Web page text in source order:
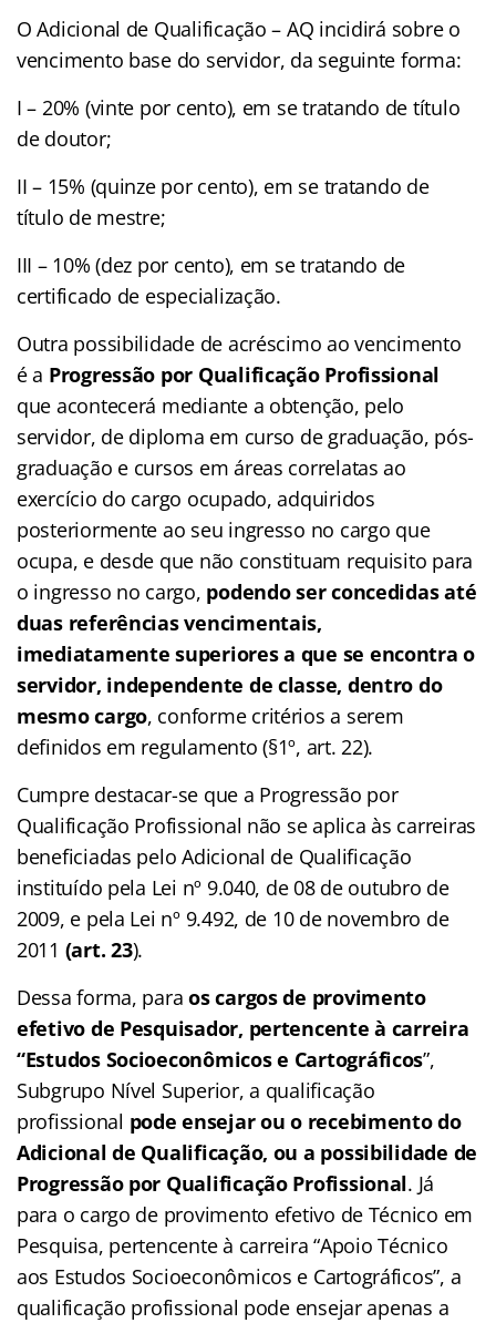
O Adicional de Qualificação – AQ incidirá sobre o
vencimento base do servidor, da seguinte forma:
I – 20% (vinte por cento), em se tratando de título
de doutor;
II – 15% (quinze por cento), em se tratando de
título de mestre;
III – 10% (dez por cento), em se tratando de
certificado de especialização.
Outra possibilidade de acréscimo ao vencimento
é a Progressão por Qualificação Profissional
que acontecerá mediante a obtenção, pelo
servidor, de diploma em curso de graduação, pós-
graduação e cursos em áreas correlatas ao
exercício do cargo ocupado, adquiridos
posteriormente ao seu ingresso no cargo que
ocupa, e desde que não constituam requisito para
o ingresso no cargo, podendo ser concedidas até
duas referências vencimentais,
imediatamente superiores a que se encontra o
servidor, independente de classe, dentro do
mesmo cargo, conforme critérios a serem
definidos em regulamento (§1º, art. 22).
Cumpre destacar-se que a Progressão por
Qualificação Profissional não se aplica às carreiras
beneficiadas pelo Adicional de Qualificação
instituído pela Lei nº 9.040, de 08 de outubro de
2009, e pela Lei nº 9.492, de 10 de novembro de
2011 (art. 23).
Dessa forma, para os cargos de provimento
efetivo de Pesquisador, pertencente à carreira
“Estudos Socioeconômicos e Cartográficos”,
Subgrupo Nível Superior, a qualificação
profissional pode ensejar ou o recebimento do
Adicional de Qualificação, ou a possibilidade de
Progressão por Qualificação Profissional. Já
para o cargo de provimento efetivo de Técnico em
Pesquisa, pertencente à carreira “Apoio Técnico
aos Estudos Socioeconômicos e Cartográficos”, a
qualificação profissional pode ensejar apenas a